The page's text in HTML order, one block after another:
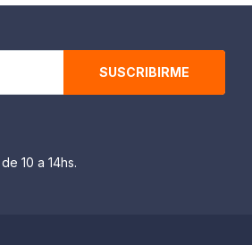
SUSCRIBIRME
10 a 14hs.